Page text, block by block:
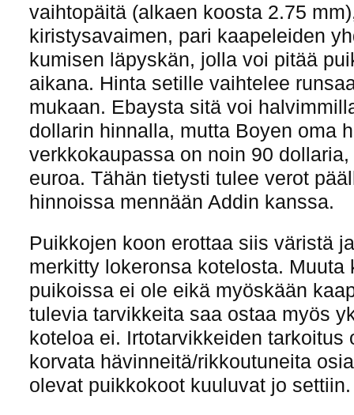
vaihtopäitä (alkaen koosta 2.75
kiristysavaimen, pari kaapeleiden
kumisen läpyskän, jolla voi pitää
aikana. Hinta setille vaihtelee
mukaan. Ebaysta sitä voi
dollarin hinnalla, mutta Boyen oma
verkkokaupassa on noin 90
euroa. Tähän tietysti tulee verot
hinnoissa mennään Addin kanssa.
Puikkojen koon erottaa siis väristä
merkitty lokeronsa kotelosta. Muuta
puikoissa ei ole eikä myöskään
tulevia tarvikkeita saa ostaa myös
koteloa ei. Irtotarvikkeiden tarkoitus
korvata hävinneitä/rikkoutuneita
olevat puikkokoot kuuluvat jo settiin.